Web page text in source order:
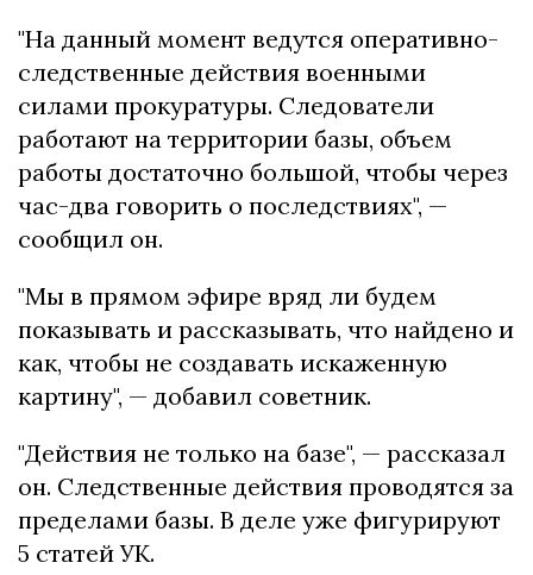
"На данный момент ведутся оперативно-
следственные действия военными
силами прокуратуры. Следователи
работают на территории базы, объем
работы достаточно большой, чтобы через
час-два говорить о последствиях", —
сообщил он.
"Мы в прямом эфире вряд ли будем
показывать и рассказывать, что найдено и
как, чтобы не создавать искаженную
картину", — добавил советник.
"Действия не только на базе", — рассказал
он. Следственные действия проводятся за
пределами базы. В деле уже фигурируют
5 статей УК.